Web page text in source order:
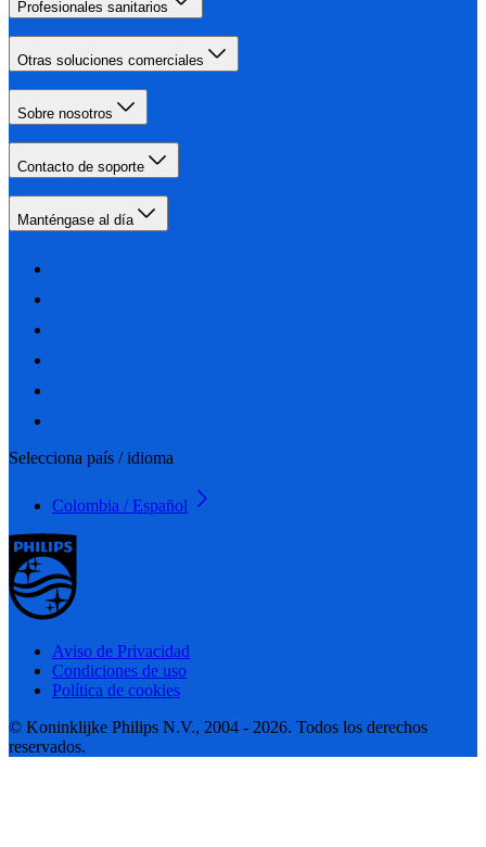
Profesionales sanitarios
Otras soluciones comerciales
Sobre nosotros
Contacto de soporte
Manténgase al día
Selecciona país / idioma
Colombia / Español
Aviso de Privacidad
Condiciones de uso
Política de cookies
© Koninklijke Philips N.V., 2004 - 2026. Todos los derechos
reservados.